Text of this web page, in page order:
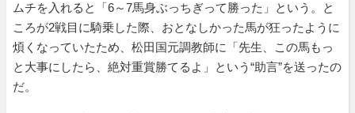
ムチを入れると「6～7馬身ぶっちぎって勝った」という。と
ころが2戦目に騎乗した際、おとなしかった馬が狂ったように
煩くなっていたため、松田国元調教師に「先生、この馬もっ
と大事にしたら、絶対重賞勝てるよ」という“助言”を送ったの
だ。